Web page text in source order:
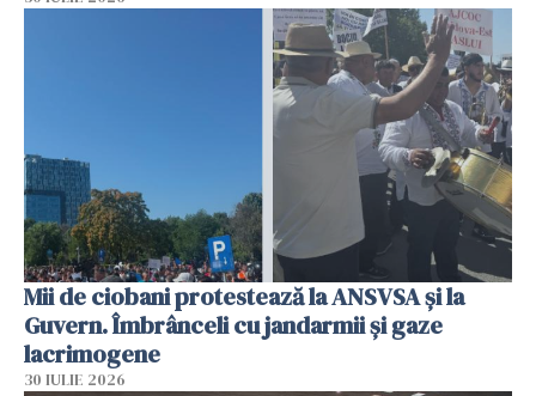
Mii de ciobani protestează la ANSVSA și la
Guvern. Îmbrânceli cu jandarmii și gaze
lacrimogene
30 IULIE 2026